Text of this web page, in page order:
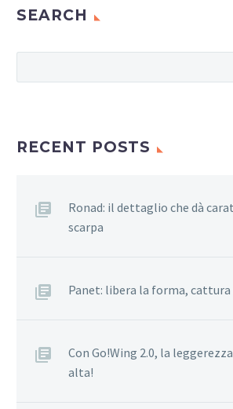
SEARCH
RECENT POSTS
Ronad: il dettaglio che dà
scarpa
Panet: libera la forma,
Con Go!Wing 2.0, la
alta!